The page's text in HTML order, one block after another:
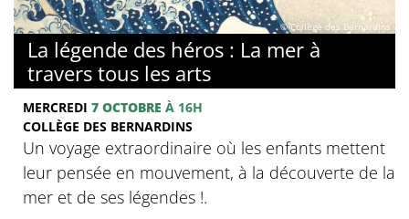
© Collège des Bernardins
La légende des héros : La mer à
travers tous les arts
MERCREDI 7 OCTOBRE À 16H
COLLÈGE DES BERNARDINS
Un voyage extraordinaire où les enfants mettent
leur pensée en mouvement, à la découverte de la
mer et de ses légendes !.